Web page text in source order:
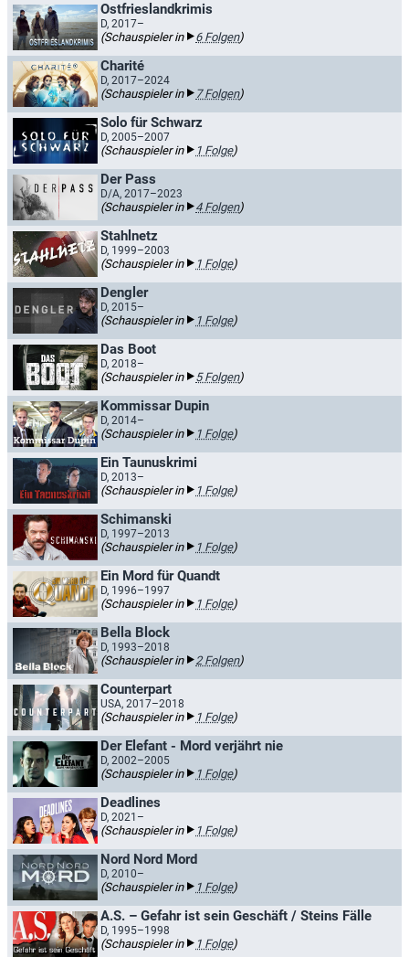
Ostfrieslandkrimis
D, 2017–
(Schauspieler in 6 Folgen)
Charité
D, 2017–2024
(Schauspieler in 7 Folgen)
Solo für Schwarz
D, 2005–2007
(Schauspieler in 1 Folge)
Der Pass
D/A, 2017–2023
(Schauspieler in 4 Folgen)
Stahlnetz
D, 1999–2003
(Schauspieler in 1 Folge)
Dengler
D, 2015–
(Schauspieler in 1 Folge)
Das Boot
D, 2018–
(Schauspieler in 5 Folgen)
Kommissar Dupin
D, 2014–
(Schauspieler in 1 Folge)
Ein Taunuskrimi
D, 2013–
(Schauspieler in 1 Folge)
Schimanski
D, 1997–2013
(Schauspieler in 1 Folge)
Ein Mord für Quandt
D, 1996–1997
(Schauspieler in 1 Folge)
Bella Block
D, 1993–2018
(Schauspieler in 2 Folgen)
Counterpart
USA, 2017–2018
(Schauspieler in 1 Folge)
Der Elefant - Mord verjährt nie
D, 2002–2005
(Schauspieler in 1 Folge)
Deadlines
D, 2021–
(Schauspieler in 1 Folge)
Nord Nord Mord
D, 2010–
(Schauspieler in 1 Folge)
A.S. – Gefahr ist sein Geschäft / Steins Fälle
D, 1995–1998
(Schauspieler in 1 Folge)